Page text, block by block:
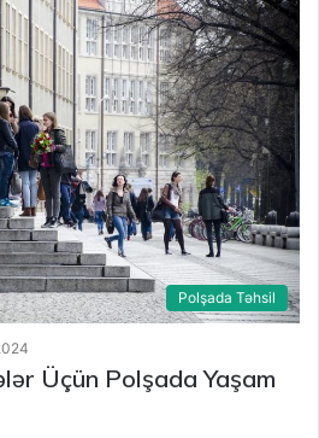
Polşada Təhsil
Üçün Polşada Yaşam